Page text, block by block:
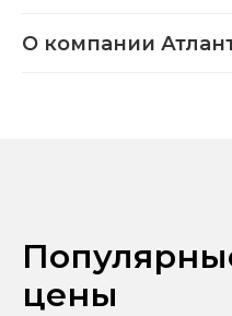
О компании
цены